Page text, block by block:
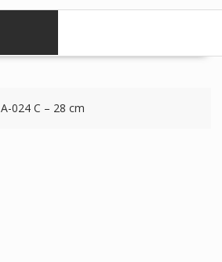
A-024 C – 28 cm